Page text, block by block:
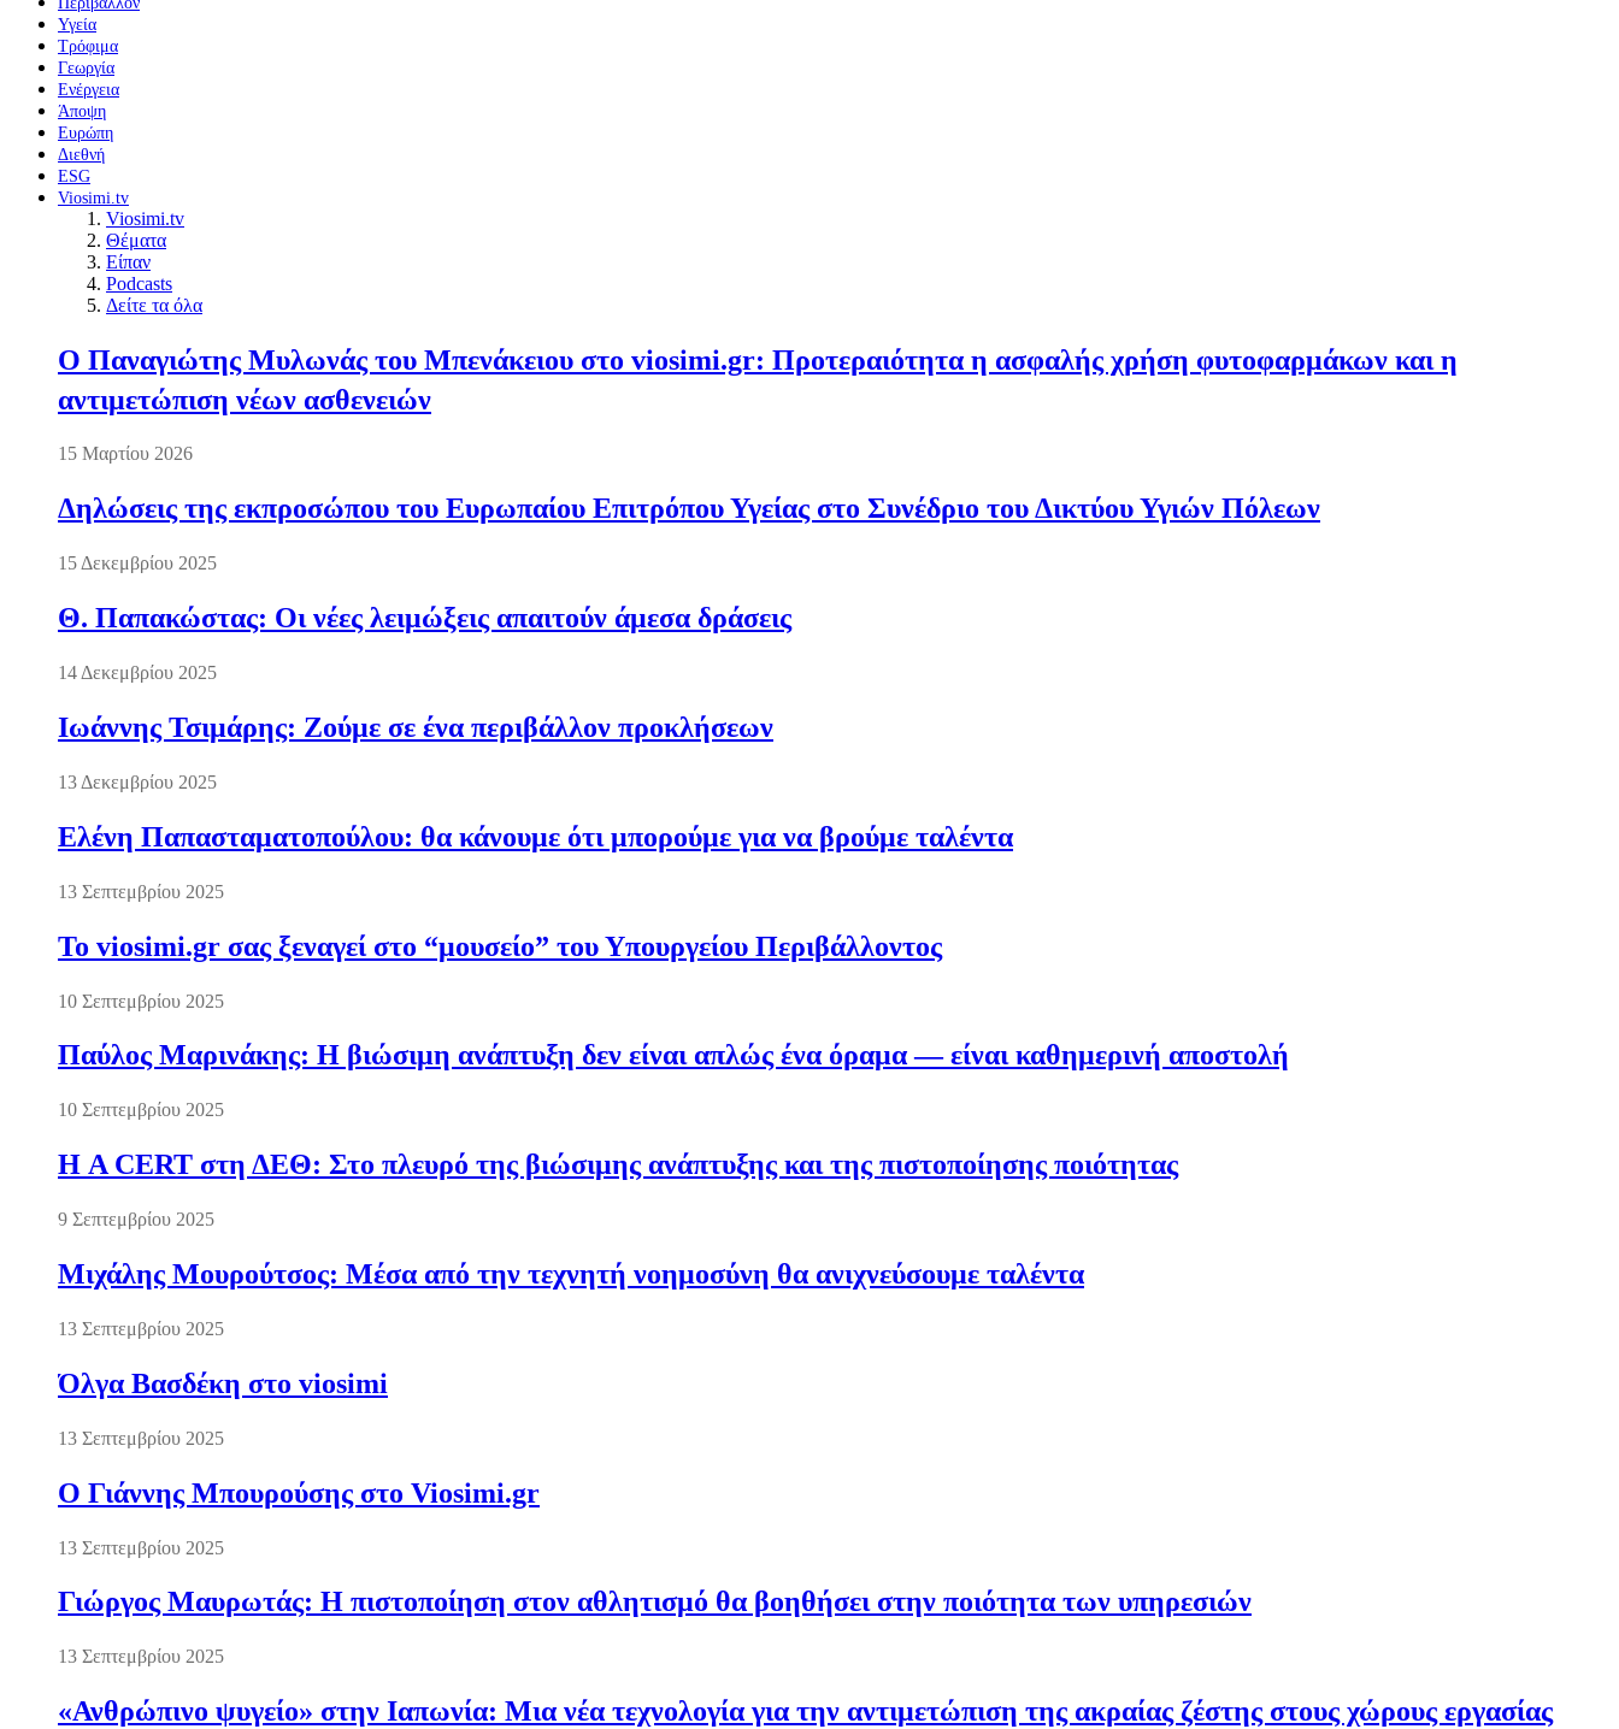
Υγεία
Τρόφιμα
Γεωργία
Ενέργεια
Άποψη
Ευρώπη
Διεθνή
ESG
Viosimi.tv
Viosimi.tv
Θέματα
Είπαν
Podcasts
Δείτε τα όλα
Ο Παναγιώτης Μυλωνάς του Μπενάκειου στο viosimi.gr: Προτεραιότητα η ασφαλής χρήση φυτοφαρμάκων και η
αντιμετώπιση νέων ασθενειών
15 Μαρτίου 2026
Δηλώσεις της εκπροσώπου του Ευρωπαίου Επιτρόπου Υγείας στο Συνέδριο του Δικτύου Υγιών Πόλεων
15 Δεκεμβρίου 2025
Θ. Παπακώστας: Οι νέες λειμώξεις απαιτούν άμεσα δράσεις
14 Δεκεμβρίου 2025
Ιωάννης Τσιμάρης: Ζούμε σε ένα περιβάλλον προκλήσεων
13 Δεκεμβρίου 2025
Ελένη Παπασταματοπούλου: θα κάνουμε ότι μπορούμε για να βρούμε ταλέντα
13 Σεπτεμβρίου 2025
Το viosimi.gr σας ξεναγεί στο “μουσείο” του Υπουργείου Περιβάλλοντος
10 Σεπτεμβρίου 2025
Παύλος Μαρινάκης: Η βιώσιμη ανάπτυξη δεν είναι απλώς ένα όραμα — είναι καθημερινή αποστολή
10 Σεπτεμβρίου 2025
Η A CERT στη ΔΕΘ: Στο πλευρό της βιώσιμης ανάπτυξης και της πιστοποίησης ποιότητας
9 Σεπτεμβρίου 2025
Μιχάλης Μουρούτσος: Μέσα από την τεχνητή νοημοσύνη θα ανιχνεύσουμε ταλέντα
13 Σεπτεμβρίου 2025
Όλγα Βασδέκη στο viosimi
13 Σεπτεμβρίου 2025
Ο Γιάννης Μπουρούσης στο Viosimi.gr
13 Σεπτεμβρίου 2025
Γιώργος Μαυρωτάς: Η πιστοποίηση στον αθλητισμό θα βοηθήσει στην ποιότητα των υπηρεσιών
13 Σεπτεμβρίου 2025
«Ανθρώπινο ψυγείο» στην Ιαπωνία: Μια νέα τεχνολογία για την αντιμετώπιση της ακραίας ζέστης στους χώρους εργασίας